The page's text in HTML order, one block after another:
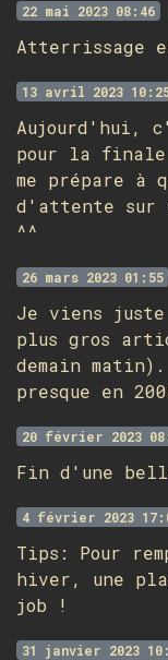
22 mai 2023 08:46
Atterrissage
13 avril 2023
Aujourd'hui,
pour la finale
me prépare à
d'attente sur
^^
26 mars 2023 01:55
Je viens
plus gros
demain
presque en
20 février 2023
Fin d'une
4 février 2023
Tips: Pour
hiver, une
job !
31 janvier 2023